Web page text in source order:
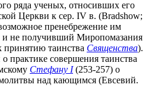
ряда ученых, относивших его
Церкви к сер. IV в. (Bradshow;
пренебрежение им
и не получивший Миропомазания
таинства Священства).
практике совершения таинства
Стефану I(253-257) о
над кающимся (Евсевий.